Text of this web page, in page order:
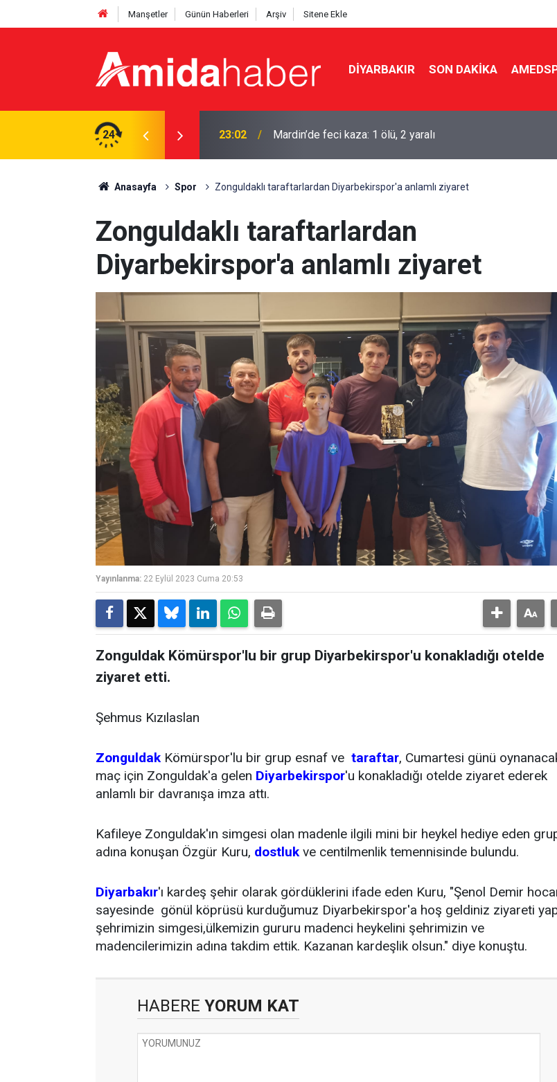
Manşetler Günün Haberleri Arşiv Sitene Ekle
DIYARBAKIR SON DAKIKA
24 22:50 Cumhurbaşkanı Erdoğan Suudi Arabistan’a gidiyor
Anasayfa Spor Zonguldaklı taraftarlardan Diyarbekirspor'a anlamlı ziyaret
Zonguldaklı taraftarlardan
Diyarbekirspor'a anlamlı ziyaret
Yayınlanma: 22 Eylül 2023 Cuma 20:53
Zonguldak Kömürspor'lu bir grup Diyarbekirspor'u konakladığı otelde
ziyaret etti.
Şehmus Kızılaslan
ZonguldakKömürspor'lu bir grup esnaf ve taraftar, Cumartesi günü
maç için Zonguldak'a gelen Diyarbekirspor'u konakladığı otelde ziyaret ederek
anlamlı bir davranışa imza attı.
Kafileye Zonguldak'ın simgesi olan madenle ilgili mini bir heykel hediye eden
adına konuşan Özgür Kuru, dostlukve centilmenlik temennisinde bulundu.
Diyarbakır'ı kardeş şehir olarak gördüklerini ifade eden Kuru, "Şenol Demir
sayesinde gönül köprüsü kurduğumuz Diyarbekirspor'a hoş geldiniz ziyareti
şehrimizin simgesi,ülkemizin gururu madenci heykelini şehrimizin ve
madencilerimizin adına takdim ettik. Kazanan kardeşlik olsun." diye konuştu.
HABERE YORUM KAT